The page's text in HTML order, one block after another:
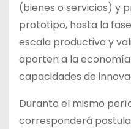
(bienes o servicios) y
prototipo, hasta la
escala productiva y
aporten a la
capacidades de
Durante el mismo
corresponderá